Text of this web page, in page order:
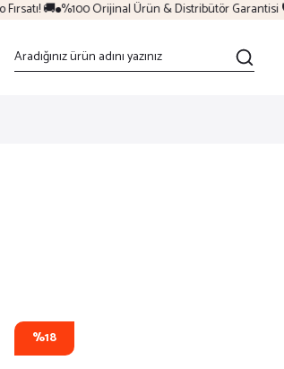
🚚 %100 Orijinal Ürün & Distribütör Garantisi 🛡️
%18